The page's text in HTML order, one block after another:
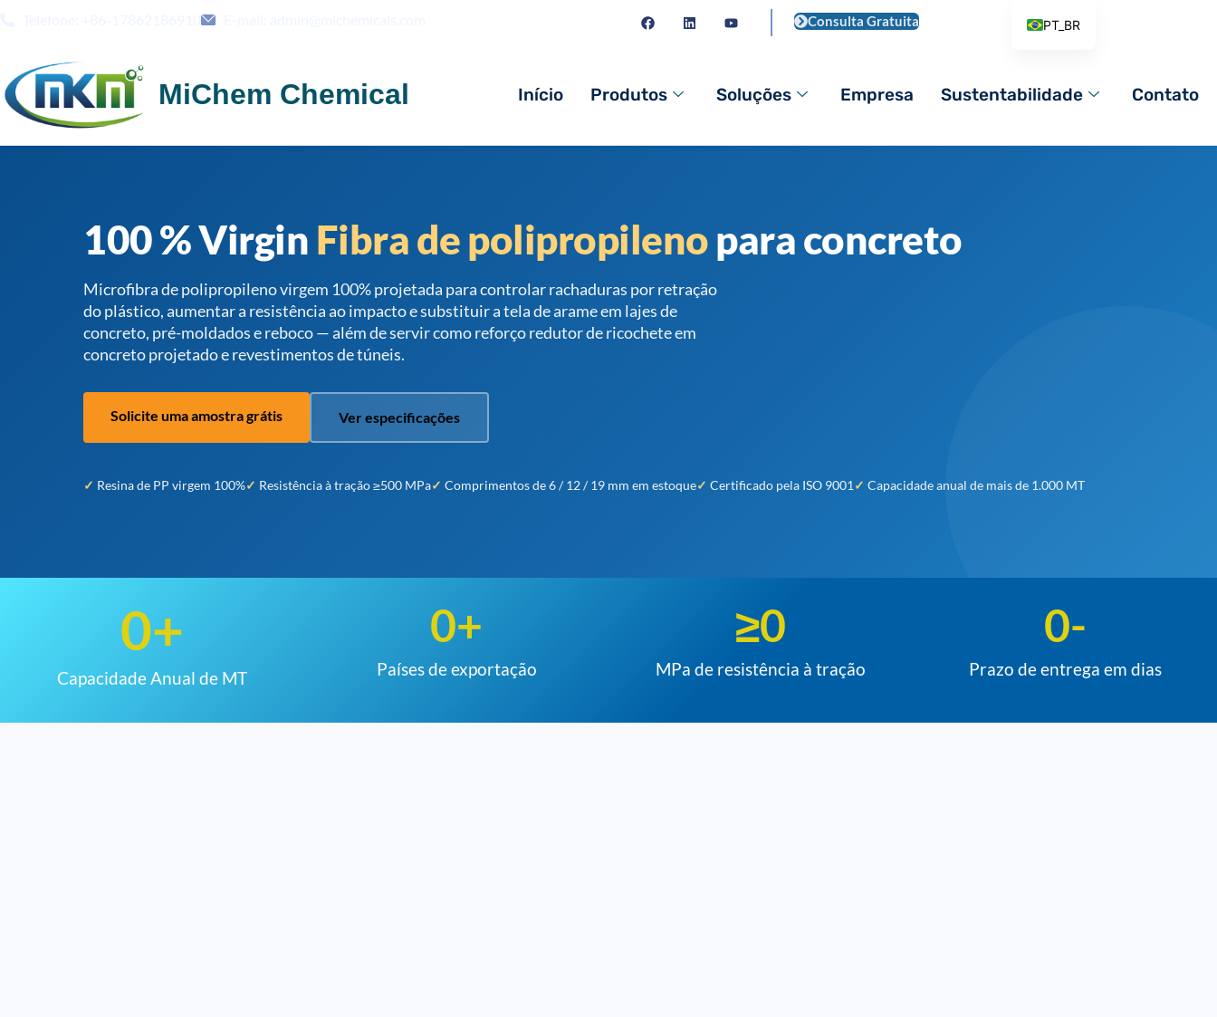
Consulta Gratuita
MiChem Chemical Início Produtos Soluções Empresa Sustentabilidade Contato
100 % Virgin Fibra de polipropilenopara concreto
Microfibra de polipropileno virgem 100% projetada para controlar rachaduras por retração
do plástico, aumentar a resistência ao impacto e substituir a tela de arame em lajes de
concreto, pré-moldados e reboco — além de servir como reforço redutor de ricochete em
concreto projetado e revestimentos de túneis.
Solicite uma amostra grátis Ver especificações
Resina de PP virgem 100% Resistência à tração ≥500 MPa Comprimentos de 6 / 12 / 19 mm em estoque Certificado pela ISO 9001 Capacidade anual de mais de 1.000 MT
Capacidade Anual de MT
0+
Países de exportação
0+
MPa de resistência à tração
≥0
Prazo de entrega em dias
0-
PT_BR
AR
ES